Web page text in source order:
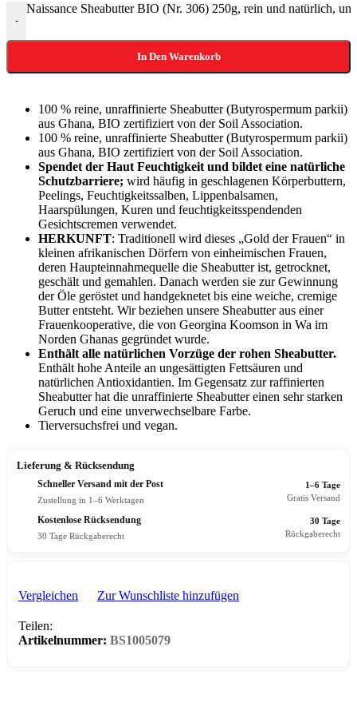
-
Naissance Sheabutter BIO (Nr. 306) 250g, rein und natürlich,
In Den Warenkorb
100 % reine, unraffinierte Sheabutter (Butyrospermum parkii)
aus Ghana, BIO zertifiziert von der Soil Association.
100 % reine, unraffinierte Sheabutter (Butyrospermum parkii)
aus Ghana, BIO zertifiziert von der Soil Association.
Spendet der Haut Feuchtigkeit und bildet eine natürliche
Schutzbarriere; wird häufig in geschlagenen Körperbuttern,
Peelings, Feuchtigkeitssalben, Lippenbalsamen,
Haarspülungen, Kuren und feuchtigkeitsspendenden
Gesichtscremen verwendet.
HERKUNFT: Traditionell wird dieses „Gold der Frauen“ in
kleinen afrikanischen Dörfern von einheimischen Frauen,
deren Haupteinnahmequelle die Sheabutter ist, getrocknet,
geschält und gemahlen. Danach werden sie zur Gewinnung
der Öle geröstet und handgeknetet bis eine weiche, cremige
Butter entsteht. Wir beziehen unsere Sheabutter aus einer
Frauenkooperative, die von Georgina Koomson in Wa im
Norden Ghanas gegründet wurde.
Enthält alle natürlichen Vorzüge der rohen Sheabutter.
Enthält hohe Anteile an ungesättigten Fettsäuren und
natürlichen Antioxidantien. Im Gegensatz zur raffinierten
Sheabutter hat die unraffinierte Sheabutter einen sehr starken
Geruch und eine unverwechselbare Farbe.
Tierversuchsfrei und vegan.
Lieferung & Rücksendung
Schneller Versand mit der Post
Zustellung in 1–6 Werktagen
1–6 Tage
Gratis Versand
Kostenlose Rücksendung
30 Tage Rückgaberecht
30 Tage
Rückgaberecht
Vergleichen Zur Wunschliste hinzufügen
Teilen:
Artikelnummer: BS1005079